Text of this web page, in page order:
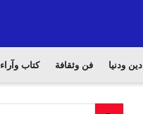
دين ودنيا فن وثقافة كتاب وآراء